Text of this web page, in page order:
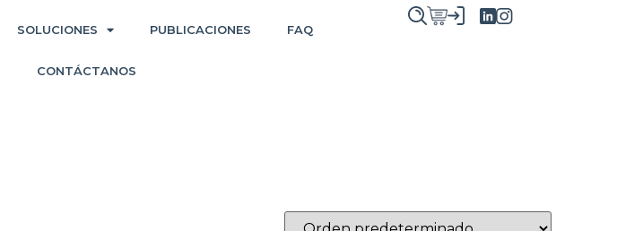
SOLUCIONES PUBLICACIONES FAQ
CONTÁCTANOS